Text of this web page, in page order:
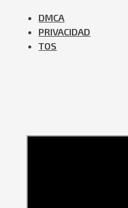
DMCA
PRIVACIDAD
TOS